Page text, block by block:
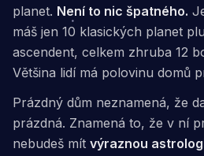
planet. Není to nic špatného.
máš jen 10 klasických planet
ascendent, celkem zhruba 12
Většina lidí má polovinu domů
Prázdný dům neznamená, že
prázdná. Znamená to, že v ní
nebudeš mít výraznou